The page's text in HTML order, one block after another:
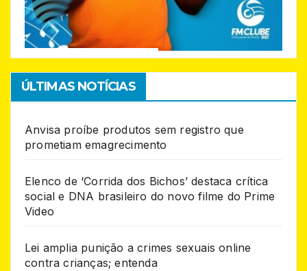
ÚLTIMAS NOTÍCIAS
Anvisa proíbe produtos sem registro que
prometiam emagrecimento
Elenco de ‘Corrida dos Bichos’ destaca crítica
social e DNA brasileiro do novo filme do Prime
Video
Lei amplia punição a crimes sexuais online
contra crianças; entenda